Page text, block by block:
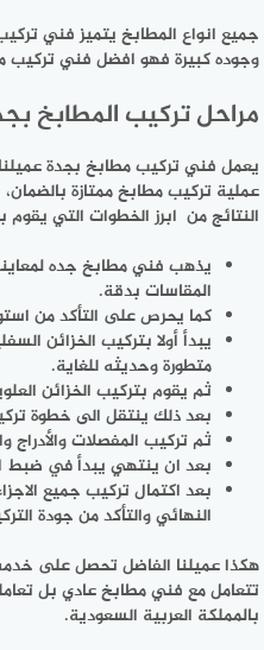
جميع انواع المطابخ يتميز فني
وجوده كبيرة فهو افضل فني تركيب
مراحل تركيب المطابخ
يعمل فني تركيب مطابخ بجدة
عملية تركيب مطابخ ممتازة
النتائج من ابرز الخطوات التي يقوم
يذهب فني مطابخ جده
المقاسات بدقة.
كما يحرص على التأكد من
يبدأ أولا بتركيب الخزائن
متطورة وحديثه للغاية.
ثم يقوم بتركيب الخزائن
بعد ذلك ينتقل الى خطوة
ثم تركيب المفصلات والأدراج
بعد ان ينتهي يبدأ في ضبط
بعد اكتمال تركيب جميع
النهائي والتأكد من جودة
هكذا عميلنا الفاضل تحصل على
تتعامل مع فني مطابخ عادي بل
بالمملكة العربية السعودية.